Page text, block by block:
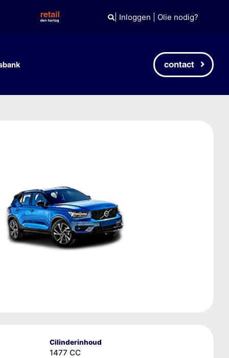
| Inloggen Olie nodig?
contact
Cilinderinhoud
1477 CC